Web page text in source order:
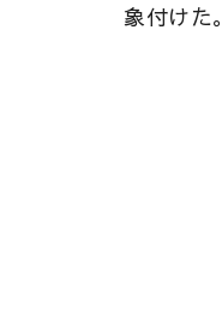
象付けた。